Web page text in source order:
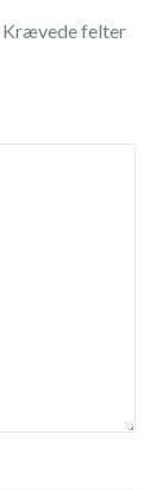
Krævede felter